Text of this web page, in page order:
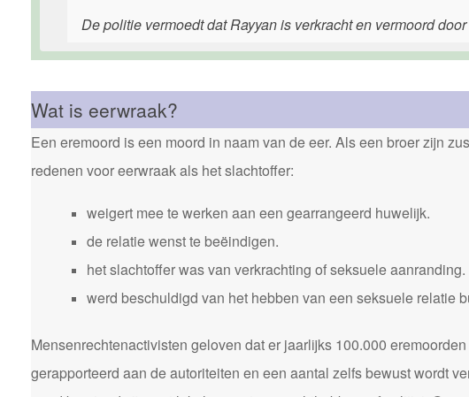
De politie vermoedt dat Rayyan is verkracht en vermoord
Wat is eerwraak?
Een eremoord is een moord in naam van de eer. Als een broer zijn
redenen voor eerwraak als het slachtoffer:
weigert mee te werken aan een gearrangeerd huwelijk.
de relatie wenst te beëindigen.
het slachtoffer was van verkrachting of seksuele aanranding.
werd beschuldigd van het hebben van een seksuele relatie
Mensenrechtenactivisten geloven dat er jaarlijks 100.000
gerapporteerd aan de autoriteiten en een aantal zelfs bewust wordt